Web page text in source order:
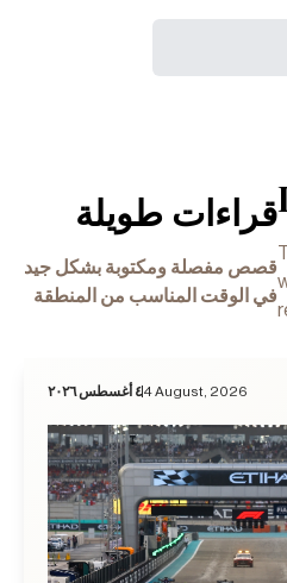
قراءات طويلة
قصص مفصلة ومكتوبة بشكل جيد
في الوقت المناسب من المنطقة
٤ أغسطس ٢٠٢٦4 August, 2026